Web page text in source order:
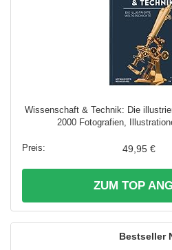
Wissenschaft & Technik: Die
2000 Fotografien,
49,95 €
ZUM TOP